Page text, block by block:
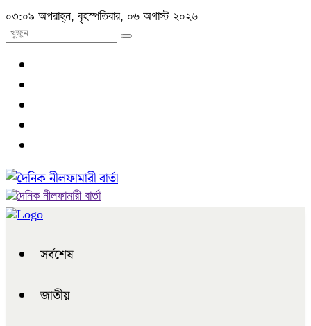
০৩:০৯ অপরাহ্ন, বৃহস্পতিবার, ০৬ অগাস্ট ২০২৬
সর্বশেষ
জাতীয়